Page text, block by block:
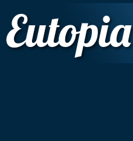
Eutopia